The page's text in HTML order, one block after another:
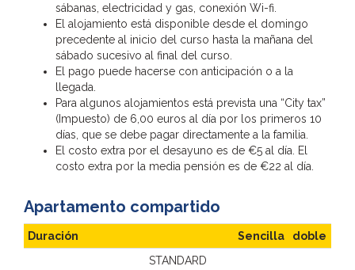
sábanas, electricidad y gas, conexión Wi-fi.
El alojamiento está disponible desde el domingo
precedente al inicio del curso hasta la mañana del
sábado sucesivo al final del curso.
El pago puede hacerse con anticipación o a la
llegada.
Para algunos alojamientos está prevista una “City tax”
(Impuesto) de 6,00 euros al día por los primeros 10
días, que se debe pagar directamente a la familia.
El costo extra por el desayuno es de €5 al día. El
costo extra por la media pensión es de €22 al día.
Apartamento compartido
Duración Sencilla
doble
STANDARD